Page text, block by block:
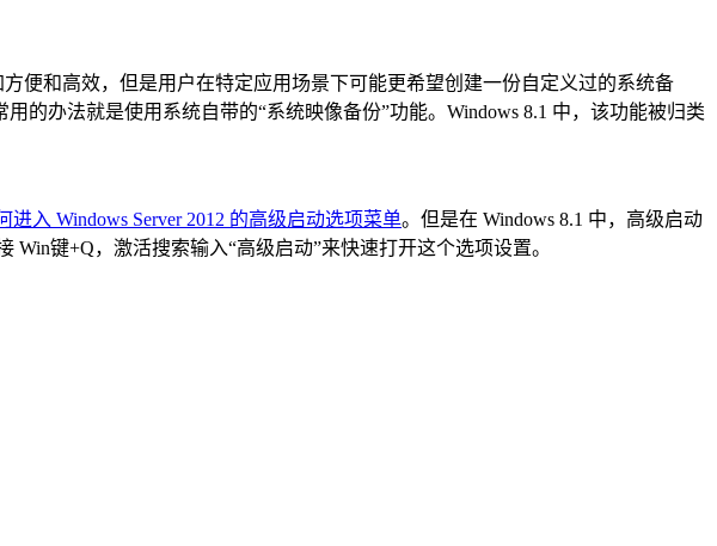
便和高效，但是用户在特定应用场景下可能更希望创建一份自定义过的系统备
的办法就是使用系统自带的“系统映像备份”功能。Windows 8.1 中，该功能被归类
进入 Windows Server 2012 的高级启动选项菜单。但是在 Windows 8.1 中，高级启动
键+Q，激活搜索输入“高级启动”来快速打开这个选项设置。